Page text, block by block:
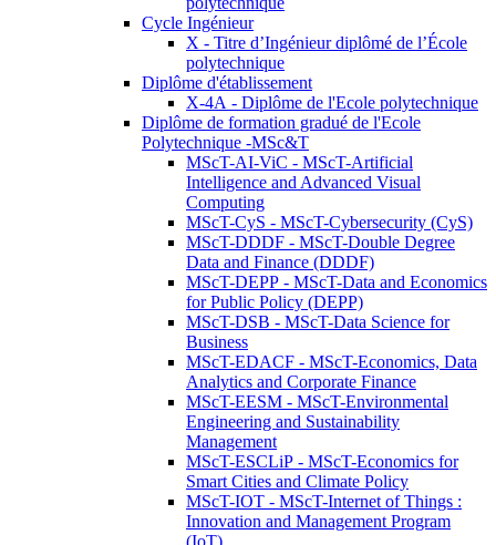
Cycle Ingénieur
X - Titre d’Ingénieur diplômé de l’École
polytechnique
Diplôme d'établissement
X-4A - Diplôme de l'Ecole polytechnique
Diplôme de formation gradué de l'Ecole
Polytechnique -MSc&T
MScT-AI-ViC - MScT-Artificial
Intelligence and Advanced Visual
Computing
MScT-CyS - MScT-Cybersecurity (CyS)
MScT-DDDF - MScT-Double Degree
Data and Finance (DDDF)
MScT-DEPP - MScT-Data and Economics
for Public Policy (DEPP)
MScT-DSB - MScT-Data Science for
Business
MScT-EDACF - MScT-Economics, Data
Analytics and Corporate Finance
MScT-EESM - MScT-Environmental
Engineering and Sustainability
Management
MScT-ESCLiP - MScT-Economics for
Smart Cities and Climate Policy
MScT-IOT - MScT-Internet of Things :
Innovation and Management Program
(IoT)